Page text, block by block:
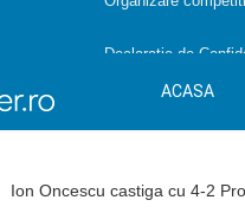
Declarație de
ACASA
Ion Oncescu castiga cu 4-2